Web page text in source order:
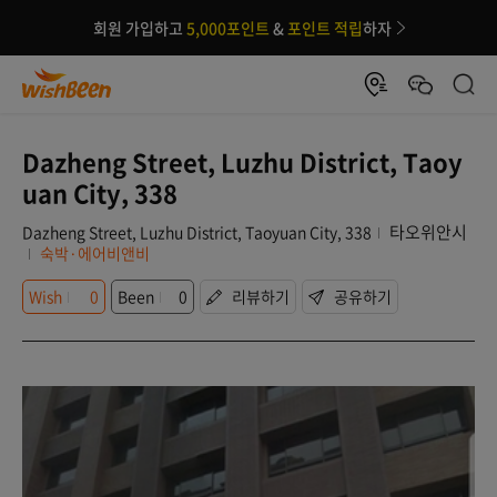
회원 가입하고 5,000포인트 &포인트 적립하자
Dazheng Street, Luzhu District, Taoy
uan City, 338
Dazheng Street, Luzhu District, Taoyuan City, 338 타오위안시
숙박·에어비앤비
Wish
0 Been 0 리뷰하기 공유하기